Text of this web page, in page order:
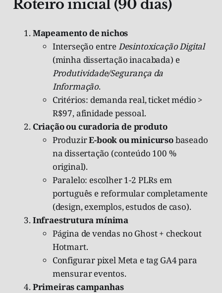
Roteiro inicial (90 dias)
Mapeamento de nichos
Interseção entreDesintoxicação Digital
(minha dissertação inacabada) e
Produtividade/Segurança da
Informação.
Critérios: demanda real, ticket médio >
R$97, afinidade pessoal.
Criação ou curadoria de produto
ProduzirE-book ou minicursobaseado
na dissertação (conteúdo 100 %
original).
Paralelo: escolher 1-2 PLRs em
português e reformular completamente
(design, exemplos, estudos de caso).
Infraestrutura mínima
Página de vendas no Ghost + checkout
Hotmart.
Configurar pixel Meta e tag GA4 para
mensurar eventos.
Primeiras campanhas